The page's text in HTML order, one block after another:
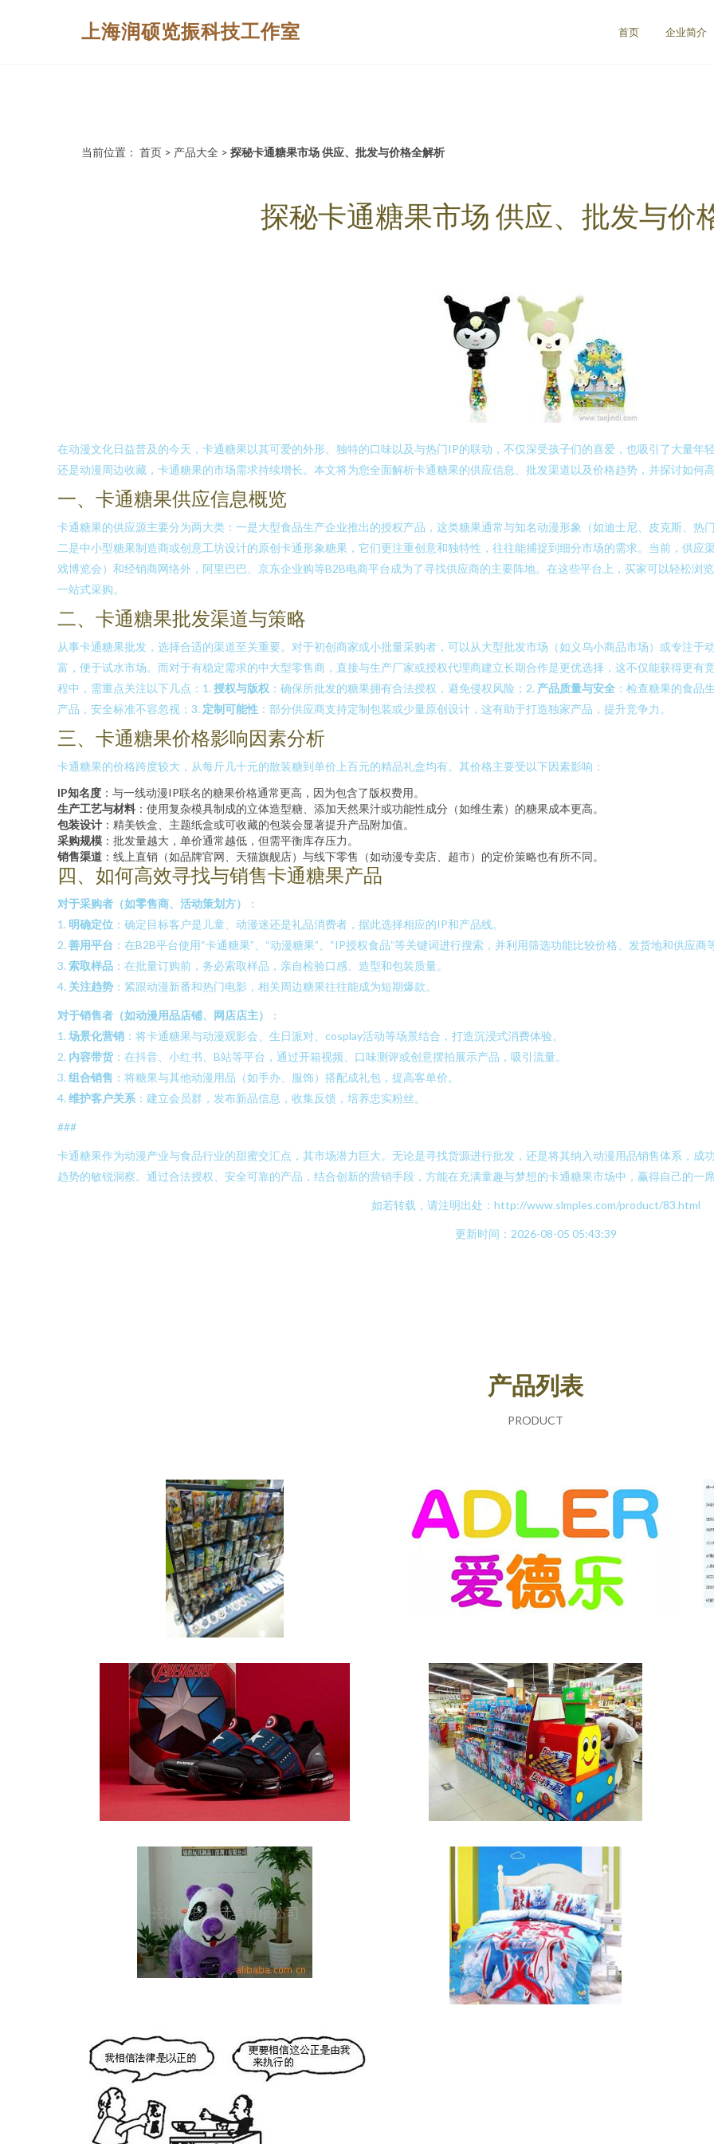
上海润硕览振科技工作室 首页 企业简介
当前位置： 首页 > 产品大全 > 探秘卡通糖果市场 供应、批发与价格全解析
探秘卡通糖果市场 供应、批发与价
在动漫文化日益普及的今天，卡通糖果以其可爱的外形、独特的口味以及与热门IP的联动，不仅深受孩子们的喜爱，也吸引了大量年
还是动漫周边收藏，卡通糖果的市场需求持续增长。本文将为您全面解析卡通糖果的供应信息、批发渠道以及价格趋势，并探讨如何
一、卡通糖果供应信息概览
卡通糖果的供应源主要分为两大类：一是大型食品生产企业推出的授权产品，这类糖果通常与知名动漫形象（如迪士尼、皮克斯、热
二是中小型糖果制造商或创意工坊设计的原创卡通形象糖果，它们更注重创意和独特性，往往能捕捉到细分市场的需求。当前，供
戏博览会）和经销商网络外，阿里巴巴、京东企业购等B2B电商平台成为了寻找供应商的主要阵地。在这些平台上，买家可以轻松浏
一站式采购。
二、卡通糖果批发渠道与策略
从事卡通糖果批发，选择合适的渠道至关重要。对于初创商家或小批量采购者，可以从大型批发市场（如义乌小商品市场）或专注
富，便于试水市场。而对于有稳定需求的中大型零售商，直接与生产厂家或授权代理商建立长期合作是更优选择，这不仅能获得更有
程中，需重点关注以下几点：1. 授权与版权 ：确保所批发的糖果拥有合法授权，避免侵权风险；2. 产品质量与安全 ：检查糖果的食品
产品，安全标准不容忽视；3. 定制可能性 ：部分供应商支持定制包装或少量原创设计，这有助于打造独家产品，提升竞争力。
三、卡通糖果价格影响因素分析
卡通糖果的价格跨度较大，从每斤几十元的散装糖到单价上百元的精品礼盒均有。其价格主要受以下因素影响：
IP知名度 ：与一线动漫IP联名的糖果价格通常更高，因为包含了版权费用。
生产工艺与材料 ：使用复杂模具制成的立体造型糖、添加天然果汁或功能性成分（如维生素）的糖果成本更高。
包装设计 ：精美铁盒、主题纸盒或可收藏的包装会显著提升产品附加值。
采购规模 ：批发量越大，单价通常越低，但需平衡库存压力。
销售渠道 ：线上直销（如品牌官网、天猫旗舰店）与线下零售（如动漫专卖店、超市）的定价策略也有所不同。
四、如何高效寻找与销售卡通糖果产品
对于采购者（如零售商、活动策划方）
：
1. 明确定位 ：确定目标客户是儿童、动漫迷还是礼品消费者，据此选择相应的IP和产品线。
2. 善用平台 ：在B2B平台使用“卡通糖果”、“动漫糖果”、“IP授权食品”等关键词进行搜索，并利用筛选功能比较价格、发货地和供应商
3. 索取样品 ：在批量订购前，务必索取样品，亲自检验口感、造型和包装质量。
4. 关注趋势 ：紧跟动漫新番和热门电影，相关周边糖果往往能成为短期爆款。
对于销售者（如动漫用品店铺、网店店主）
：
1. 场景化营销 ：将卡通糖果与动漫观影会、生日派对、cosplay活动等场景结合，打造沉浸式消费体验。
2. 内容带货 ：在抖音、小红书、B站等平台，通过开箱视频、口味测评或创意摆拍展示产品，吸引流量。
3. 组合销售 ：将糖果与其他动漫用品（如手办、服饰）搭配成礼包，提高客单价。
4. 维护客户关系 ：建立会员群，发布新品信息，收集反馈，培养忠实粉丝。
###
卡通糖果作为动漫产业与食品行业的甜蜜交汇点，其市场潜力巨大。无论是寻找货源进行批发，还是将其纳入动漫用品销售体系，
趋势的敏锐洞察。通过合法授权、安全可靠的产品，结合创新的营销手段，方能在充满童趣与梦想的卡通糖果市场中，赢得自己的一
如若转载，请注明出处：http://www.slmples.com/product/83.html
更新时间：2026-08-05 05:43:39
产品列表
PRODUCT